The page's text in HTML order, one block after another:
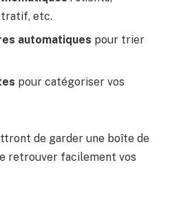
etc.
automatiques pour trier
pour catégoriser vos
de garder une boîte de
retrouver facilement vos